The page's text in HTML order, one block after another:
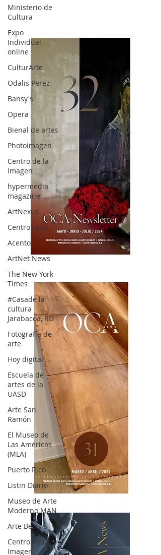
Ministerio de
Cultura
Expo
Individual
online
CulturArte
Odalis Perez
Bansy's
Opera
Bienal de artes
Photoimagen
Centro de la
Imagen
hypermedia
magazine
ArtNexus
Centro León
Acento
ArtNet News
The New York
Times
#Casade la
cultura
Jarabacoa, RD
Fotografía de
arte
Hoy digital
Escuela de
artes de la
UASD
Arte San
Ramón
El Museo de
Las Américas
(MLA)
Puerto Rico
Listin Diario
Museo de Arte
Moderno MAN
Arte Berry's
Centro de la
Imagen
OCA|News 32/ Mayo-Junio-Julio, 2023
OCA|News 31 / Marzo-Abril / 2024